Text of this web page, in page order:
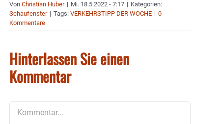
Von Christian Huber | Mi. 18.5.2022 - 7:17 | Kategorien:
Schaufenster | Tags: VERKEHRSTIPP DER WOCHE | 0
Kommentare
Hinterlassen Sie einen
Kommentar